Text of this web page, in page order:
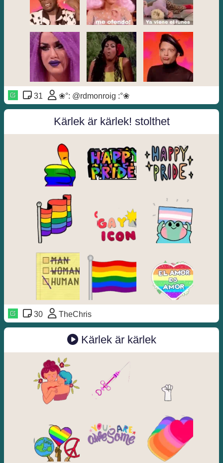
31 ❀°: @rdmonroig :°❀
Kärlek är kärlek! stolthet
30 TheChris
Kärlek är kärlek